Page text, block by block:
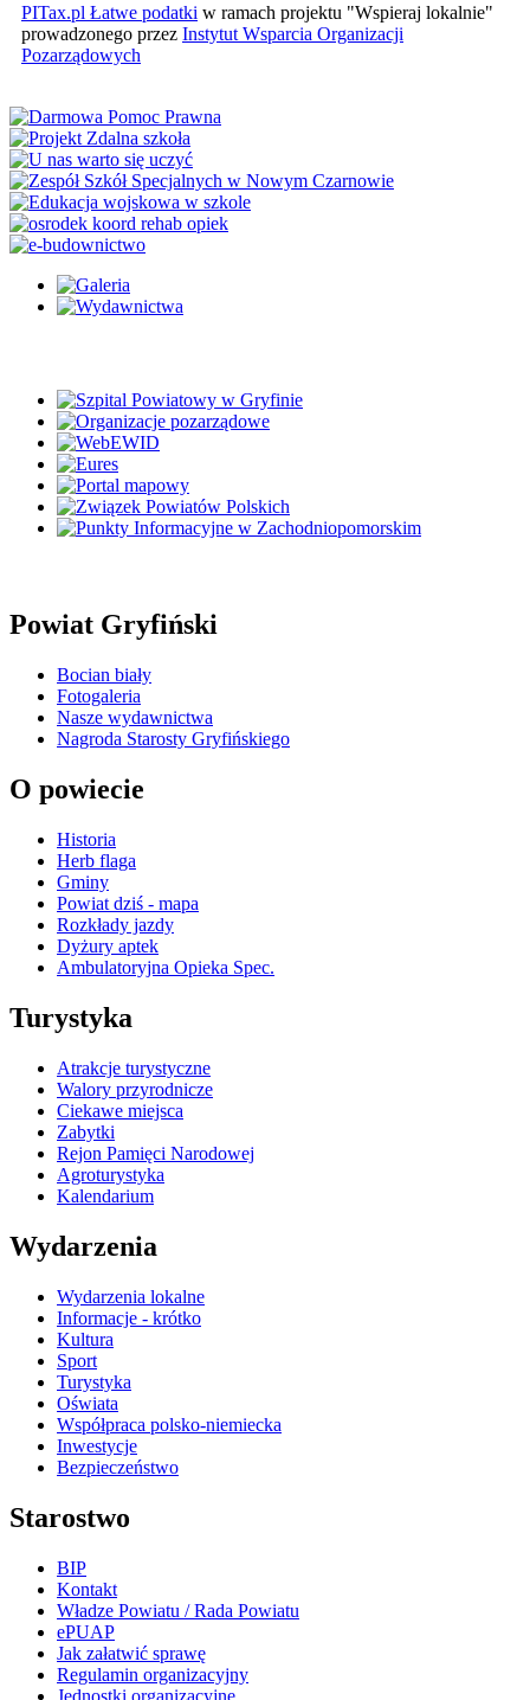
PITax.pl Łatwe podatki w ramach projektu "Wspieraj lokalnie"
prowadzonego przez Instytut Wsparcia Organizacji
Pozarządowych
Powiat Gryfiński
Bocian biały
Fotogaleria
Nasze wydawnictwa
Nagroda Starosty Gryfińskiego
O powiecie
Historia
Herb flaga
Gminy
Powiat dziś - mapa
Rozkłady jazdy
Dyżury aptek
Ambulatoryjna Opieka Spec.
Turystyka
Atrakcje turystyczne
Walory przyrodnicze
Ciekawe miejsca
Zabytki
Rejon Pamięci Narodowej
Agroturystyka
Kalendarium
Wydarzenia
Wydarzenia lokalne
Informacje - krótko
Kultura
Sport
Turystyka
Oświata
Współpraca polsko-niemiecka
Inwestycje
Bezpieczeństwo
Starostwo
BIP
Kontakt
Władze Powiatu / Rada Powiatu
ePUAP
Jak załatwić sprawę
Regulamin organizacyjny
Jednostki organizacyjne